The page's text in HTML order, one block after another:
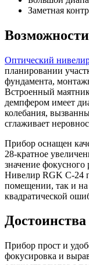
Заметная
Оптический
планировании
фундамента,
Встроенный
демпфером имеет
колебания,
сглаживает
Прибор оснащен
28-кратное
значение фокусного
Нивелир RGK C-24
помещении, так и на
квадратической
Прибор прост и
фокусировка и